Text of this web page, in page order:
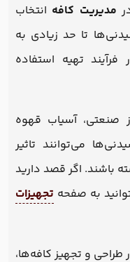
مدیریت کافه انتخاب
تا حد زیادی به
تهیه استفاده
صنعتی، آسیاب قهوه
می‌توانند تاثیر
باشند. اگر قصد دارید
به صفحه تجهیزات
طراحی و تجهیز کافه‌ها،